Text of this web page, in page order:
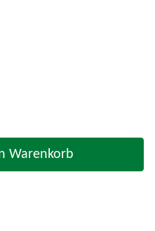
Wert ein oder
Warenkorb